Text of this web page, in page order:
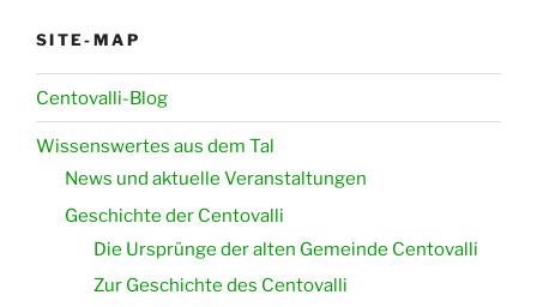
SITE-MAP
Centovalli-Blog
Wissenswertes aus dem Tal
News und aktuelle Veranstaltungen
Geschichte der Centovalli
Die Ursprünge der alten Gemeinde Centovalli
Zur Geschichte des Centovalli